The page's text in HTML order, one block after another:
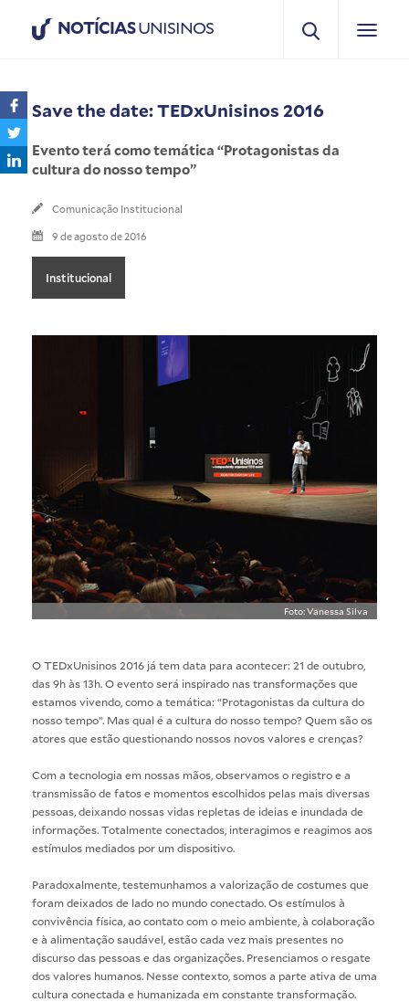
NOTÍCIASUNISINOS
Save the date: TEDxUnisinos 2016
Evento terá como temática “Protagonistas da
cultura do nosso tempo”
Comunicação Institucional
9 de agosto de 2016
Institucional
Foto: Vanessa Silva
O TEDxUnisinos 2016 já tem data para acontecer: 21 de outubro,
das 9h às 13h. O evento será inspirado nas transformações que
estamos vivendo, como a temática: “Protagonistas da cultura do
nosso tempo”. Mas qual é a cultura do nosso tempo? Quem são os
atores que estão questionando nossos novos valores e crenças?
Com a tecnologia em nossas mãos, observamos o registro e a
transmissão de fatos e momentos escolhidos pelas mais diversas
pessoas, deixando nossas vidas repletas de ideias e inundada de
informações. Totalmente conectados, interagimos e reagimos aos
estímulos mediados por um dispositivo.
Paradoxalmente, testemunhamos a valorização de costumes que
foram deixados de lado no mundo conectado. Os estímulos à
convivência física, ao contato com o meio ambiente, à colaboração
e à alimentação saudável, estão cada vez mais presentes no
discurso das pessoas e das organizações. Presenciamos o resgate
dos valores humanos. Nesse contexto, somos a parte ativa de uma
cultura conectada e humanizada em constante transformação.